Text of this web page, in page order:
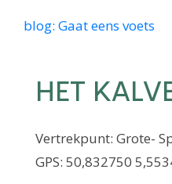
blog: Gaat eens voets
HET
Vertrekpunt: Grote-
GPS: 50,832750